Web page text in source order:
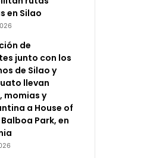
en Silao
de
junto con los
de Silao y
llevan
momias y
a House of
Park, en